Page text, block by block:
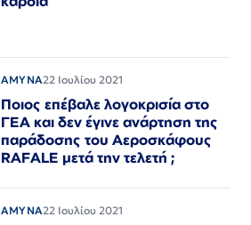
ΑΜΥΝΑ22 Ιουλίου 2021
Ποιος επέβαλε λογοκρισία στο
ΓΕΑ και δεν έγινε ανάρτηση της
παράδοσης του Αεροσκάφους
RAFALE μετά την τελετή ;
ΑΜΥΝΑ22 Ιουλίου 2021